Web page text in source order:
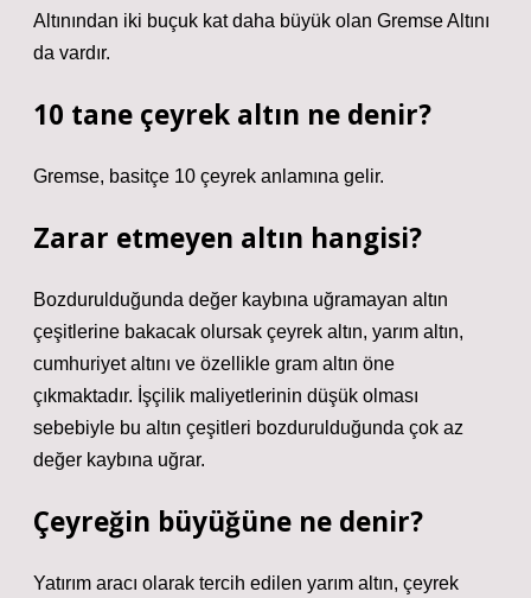
Altınından iki buçuk kat daha büyük olan Gremse Altını
da vardır.
10 tane çeyrek altın ne denir?
Gremse, basitçe 10 çeyrek anlamına gelir.
Zarar etmeyen altın hangisi?
Bozdurulduğunda değer kaybına uğramayan altın
çeşitlerine bakacak olursak çeyrek altın, yarım altın,
cumhuriyet altını ve özellikle gram altın öne
çıkmaktadır. İşçilik maliyetlerinin düşük olması
sebebiyle bu altın çeşitleri bozdurulduğunda çok az
değer kaybına uğrar.
Çeyreğin büyüğüne ne denir?
Yatırım aracı olarak tercih edilen yarım altın, çeyrek